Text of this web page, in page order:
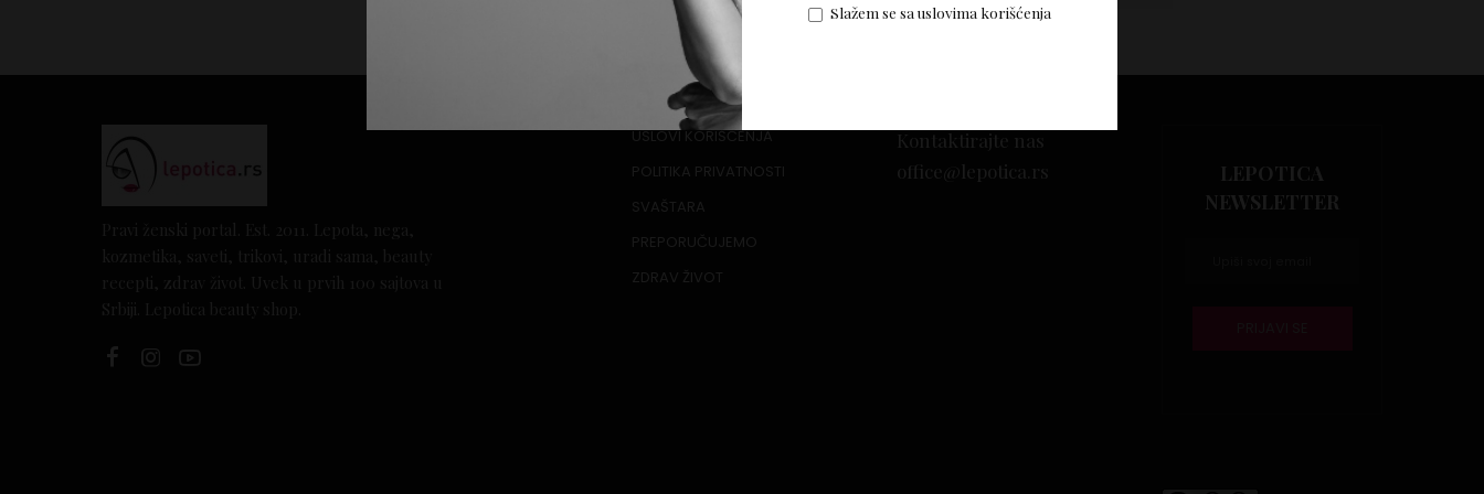
Slažem se sa uslovima korišćenja
USLOVI KORIŠĆENJA
POLITIKA PRIVATNOSTI
SVAŠTARA
PREPORUČUJEMO
ZDRAV ŽIVOT
Kontaktirajte nas
office@lepotica.rs
LEPOTICA
NEWSLETTER